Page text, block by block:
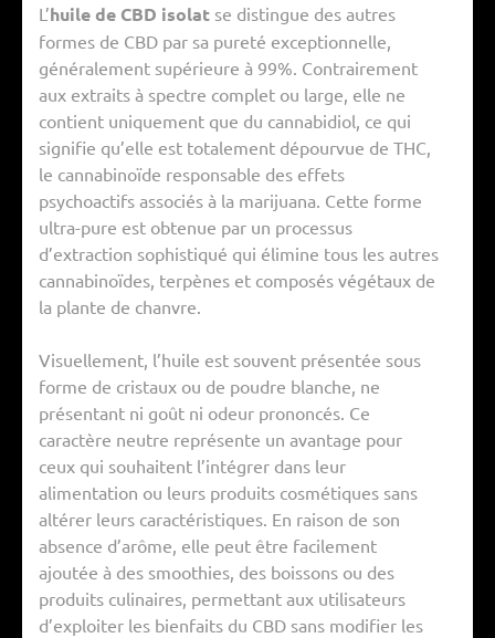
L’huile de CBD isolat se distingue des autres
formes de CBD par sa pureté exceptionnelle,
généralement supérieure à 99%. Contrairement
aux extraits à spectre complet ou large, elle ne
contient uniquement que du cannabidiol, ce qui
signifie qu’elle est totalement dépourvue de THC,
le cannabinoïde responsable des effets
psychoactifs associés à la marijuana. Cette forme
ultra-pure est obtenue par un processus
d’extraction sophistiqué qui élimine tous les autres
cannabinoïdes, terpènes et composés végétaux de
la plante de chanvre.
Visuellement, l’huile est souvent présentée sous
forme de cristaux ou de poudre blanche, ne
présentant ni goût ni odeur prononcés. Ce
caractère neutre représente un avantage pour
ceux qui souhaitent l’intégrer dans leur
alimentation ou leurs produits cosmétiques sans
altérer leurs caractéristiques. En raison de son
absence d’arôme, elle peut être facilement
ajoutée à des smoothies, des boissons ou des
produits culinaires, permettant aux utilisateurs
d’exploiter les bienfaits du CBD sans modifier les